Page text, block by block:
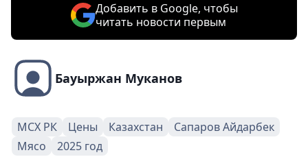
Добавить в Google, чтобы
читать новости первым
Бауыржан Муканов
МСХ РК Цены Казахстан
Сапаров Айдарбек
Мясо
2025 год